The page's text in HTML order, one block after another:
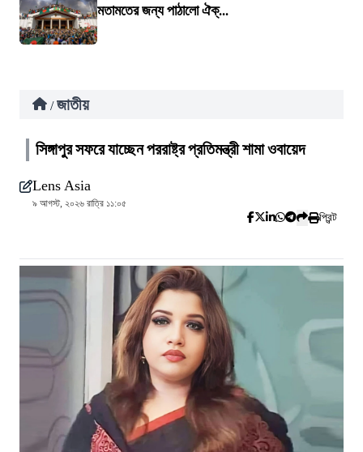
মতামতের জন্য পাঠালো ঐক্...
/ জাতীয়
সিঙ্গাপুর সফরে যাচ্ছেন পররাষ্ট্র প্রতিমন্ত্রী শামা ওবায়েদ
Lens Asia
৯ আগস্ট, ২০২৬ রাত্রি ১১:০৫
প্রিন্ট